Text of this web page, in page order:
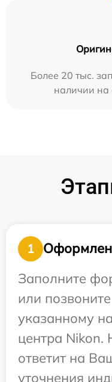
Более 20 тыс.
наличии на
1
Заполните
или
указанному
центра
ответит на
уточнения